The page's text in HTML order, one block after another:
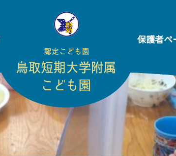
保護者ペ